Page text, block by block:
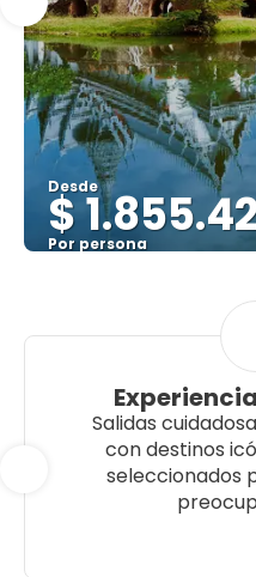
Desde
$
Por persona
Salidas
con destinos
seleccionados